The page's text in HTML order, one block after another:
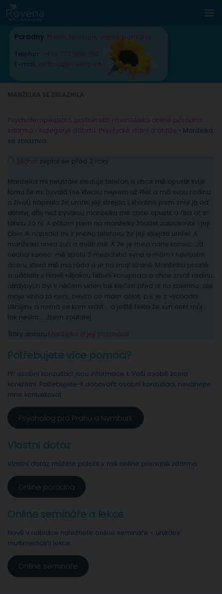
Skip to content
Poradny Praha Nymburk online poradna
Telefon: +420 777 588 352
E-mail: radana@rovena.info
Psychoterapeutická, partnerská i manželská online poradna
zdarma › Kategorie dotazu: Psychické stavy a obtíže › Manželka
se zblaznila
Michal zeptal se před 2 roky
Manželka mi neustále sleduje telefon a chce mě opustit kvůli
tomu že mi bývalá (se kterou nejsem už 11let a má svou rodinu
a život) napsala že umřel její strejda l, kterého jsem znal já od
dětství, dřív než bývalou manželka mě chce opustit a říká ať si
táhnu za ní. A přitom jsem na manželky žádost zablokoval i její
číslo. A napsala mi z jiného telefonu že její strejda umřel. A
manželka hned zuří a mlátí mě. A že je mezi námi konec… Já
nechci konec.. mě spolu 3 mesicniho syna a mám i nevlastní
dceru, která mě má ráda a je na mojí straně. Manželka prostě
si udělala v hlavě nějakou fiktivní konspiraci a chce znicit rodinu..
alkdybych byl v něčem vinen tak klečím před ní na kolenou.. ale
moje vinna to není.. nevím co mám dělat.. p.s. je z východní
Ukrajiny a nemá se kam vrátit. .. a ještě řekla že syn není můj ..
tak nevím … Jsem zoufalej
Štítky dotazu: Manželka a její psychóza
Potřebujete více pomoci?
Při osobní konzultaci jsou informace k Vaší osobě zcela
konkrétní. Potřebujete-li dohovořit osobní konzultaci, neváhejte
mne kontaktovat.
Psycholog pro Prahu a Nymburk
Vlastní dotaz
Vlastní dotaz můžete položit v mé online poradně zdarma.
Online poradna
Online semináře a lekce
Nově v nabídce naleznete online semináře - unikátní
multimediální lekce.
Online semináře